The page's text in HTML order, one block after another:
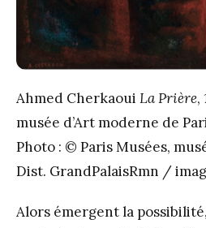
Ahmed Cherkaoui La Prière,
musée d’Art moderne de
Photo : © Paris Musées,
Dist. GrandPalaisRmn /
Alors émergent la